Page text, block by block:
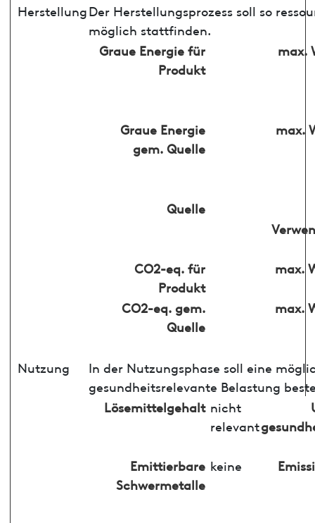
HerstellungDer Herstellungsprozess soll so
möglich stattfinden.
Graue Energie für
Produkt
max.
Graue Energie
gem. Quelle
max.
Quelle
CO2-eq. für
Produkt
max.
CO2-eq. gem.
Quelle
max.
Nutzung
In der Nutzungsphase soll eine
gesundheitsrelevante Belastung
Lösemittelgehalt nicht
relevant
Emittierbare
Schwermetalle
keine